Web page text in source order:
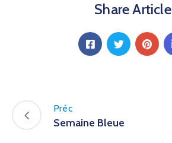
Share Article
Préc
Semaine Bleue